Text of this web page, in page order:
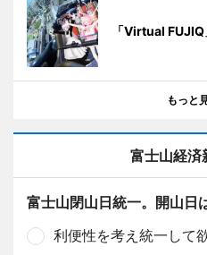
「Virtual FUJIQ
もっと
富士山経済
富士山閉山日統一。開山日
利便性を考え統一して